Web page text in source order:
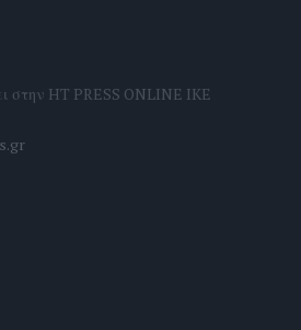
στην HT PRESS ONLINE IKE